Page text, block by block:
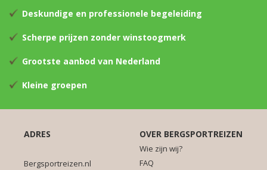
Deskundige en professionele begeleiding
Scherpe prijzen zonder winstoogmerk
Grootste aanbod van Nederland
Kleine groepen
ADRES
Bergsportreizen.nl
OVER BERGSPORTREIZEN
Wie zijn wij?
FAQ